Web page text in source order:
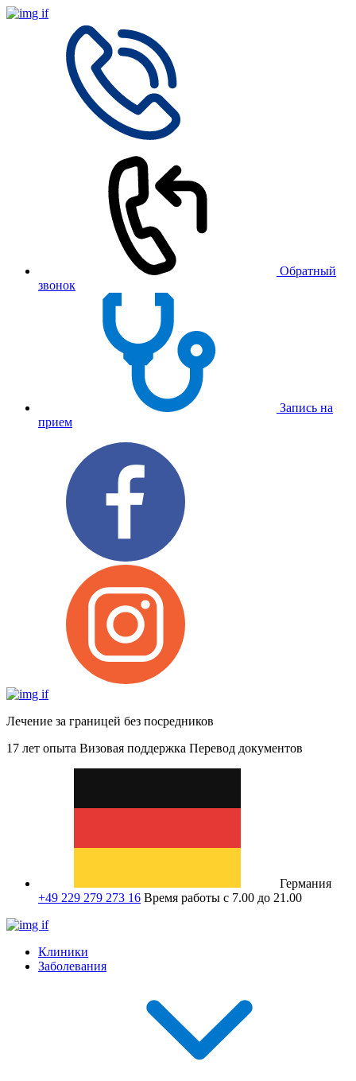
Обратный
звонок
Запись на
прием
Лечение за границей без посредников
17 лет опыта Визовая поддержка Перевод документов
Германия
+49 229 279 273 16 Время работы с 7.00 до 21.00
Клиники
Заболевания